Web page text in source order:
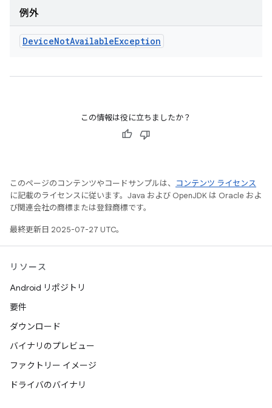
例外
DeviceNotAvailableException
この情報は役に立ちましたか？
このページのコンテンツやコードサンプルは、
コンテンツ ライセンス
に記載のライセンスに従います。Java および OpenJDK は Oracle およ
び関連会社の商標または登録商標です。
最終更新日 2025-07-27 UTC。
リソース
Android リポジトリ
要件
ダウンロード
バイナリのプレビュー
ファクトリー イメージ
ドライバのバイナリ